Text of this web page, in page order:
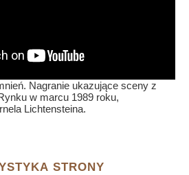
Nagranie ukazujące sceny z
w marcu 1989 roku,
Lichtensteina.
STRONY